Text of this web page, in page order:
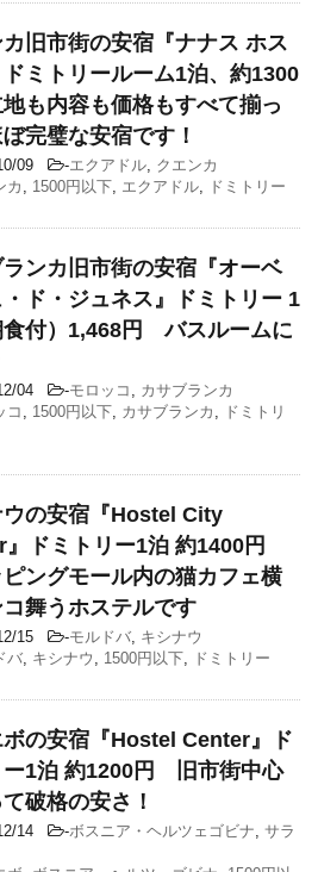
旧市街の安宿『ナナス ホス
ミトリールーム1泊、約1300
も内容も価格もすべて揃っ
完璧な安宿です！
09 -エクアドル クエンカ
カ
1500円以下 エクアドル ドミトリー
ランカ旧市街の安宿『オーベ
ド・ジュネス』ドミトリー 1
食付）1,468円 バスルームに
04 -モロッコ
カサブランカ
コ
1500円以下 カサブランカ
ドミトリ
ウの安宿『Hostel City
』ドミトリー1泊 約1400円
ピングモール内の猫カフェ横
舞うホステルです
15 -モルドバ キシナウ
バ キシナウ 1500円以下 ドミトリー
の安宿『Hostel Center』ド
ー1泊 約1200円 旧市街中心
破格の安さ！
14 -ボスニア・ヘルツェゴビナ サラ